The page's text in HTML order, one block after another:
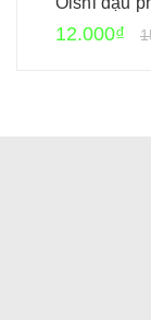
12.000₫